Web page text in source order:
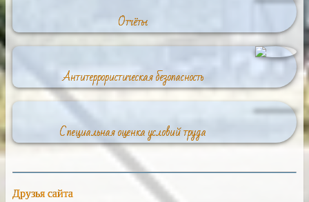
Отчёты
Антитеррористическая безопасность
Специальная оценка условий труда
Друзья сайта